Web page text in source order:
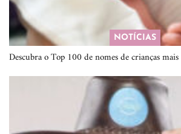
NOTÍCIAS
Descubra o Top 100 de nomes de crianças